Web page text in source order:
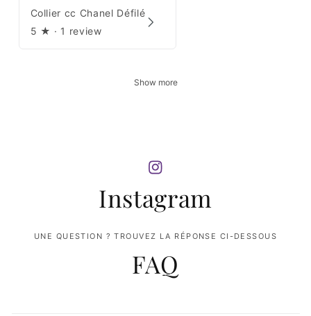
Collier cc Chanel Défilé
5 ★ · 1 review
Show more
Instagram
UNE QUESTION ? TROUVEZ LA RÉPONSE CI-DESSOUS
FAQ